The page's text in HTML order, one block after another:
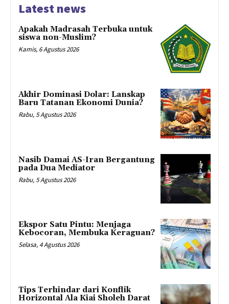
Latest news
Apakah Madrasah Terbuka untuk
siswa non-Muslim?
Kamis, 6 Agustus 2026
Akhir Dominasi Dolar: Lanskap
Baru Tatanan Ekonomi Dunia?
Rabu, 5 Agustus 2026
Nasib Damai AS-Iran Bergantung
pada Dua Mediator
Rabu, 5 Agustus 2026
Ekspor Satu Pintu: Menjaga
Kebocoran, Membuka Keraguan?
Selasa, 4 Agustus 2026
Tips Terhindar dari Konflik
Horizontal Ala Kiai Sholeh Darat